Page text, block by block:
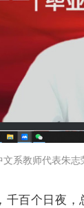
文系教师代表朱志
千百个日夜